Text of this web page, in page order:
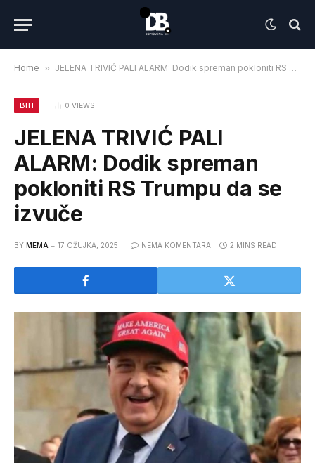
Home » JELENA TRIVIĆ PALI ALARM: Dodik spreman pokloniti RS Trumpu da se izvuče
BIH 0 VIEWS
JELENA TRIVIĆ PALI
ALARM: Dodik spreman
pokloniti RS Trumpu da se
izvuče
BY MEMA 17 OŽUJKA, 2025 NEMA KOMENTARA 2 MINS READ